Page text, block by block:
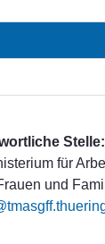
Stelle:
für
und